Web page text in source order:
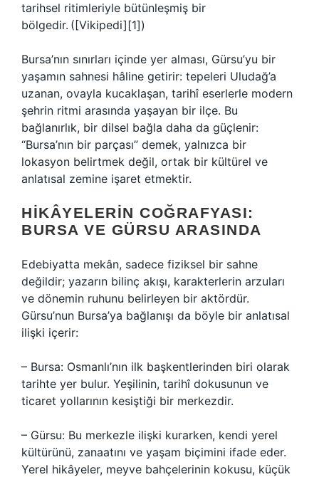
tarihsel ritimleriyle bütünleşmiş bir
bölgedir. ([Vikipedi][1])
Bursa’nın sınırları içinde yer alması, Gürsu’yu bir
yaşamın sahnesi hâline getirir: tepeleri Uludağ’a
uzanan, ovayla kucaklaşan, tarihî eserlerle modern
şehrin ritmi arasında yaşayan bir ilçe. Bu
bağlanırlık, bir dilsel bağla daha da güçlenir:
“Bursa’nın bir parçası” demek, yalnızca bir
lokasyon belirtmek değil, ortak bir kültürel ve
anlatısal zemine işaret etmektir.
HIKÂYELERIN COĞRAFYASI:
BURSA VE GÜRSU ARASINDA
Edebiyatta mekân, sadece fiziksel bir sahne
değildir; yazarın bilinç akışı, karakterlerin arzuları
ve dönemin ruhunu belirleyen bir aktördür.
Gürsu’nun Bursa’ya bağlanışı da böyle bir anlatısal
ilişki içerir:
– Bursa: Osmanlı’nın ilk başkentlerinden biri olarak
tarihte yer bulur. Yeşilinin, tarihî dokusunun ve
ticaret yollarının kesiştiği bir merkezdir.
– Gürsu: Bu merkezle ilişki kurarken, kendi yerel
kültürünü, zanaatını ve yaşam biçimini ifade eder.
Yerel hikâyeler, meyve bahçelerinin kokusu, küçük